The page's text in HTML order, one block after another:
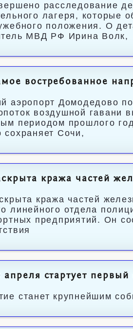
расследование
лагеря, которые
положения. О
МВД РФ Ирина Волк,
востребованное
аэропорт Домодедово
воздушной гавани
периодом прошлого
сохраняет Сочи,
кража частей
кража частей
линейного отдела
предприятий. Он
апреля стартует
станет крупнейшим